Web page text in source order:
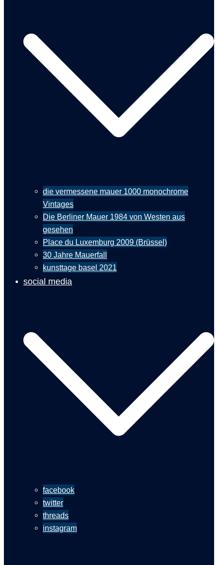
die vermessene mauer 1000 monochrome
Vintages
Die Berliner Mauer 1984 von Westen aus
gesehen
Place du Luxemburg 2009 (Brüssel)
30 Jahre Mauerfall
kunsttage basel 2021
social media
facebook
twitter
threads
instagram